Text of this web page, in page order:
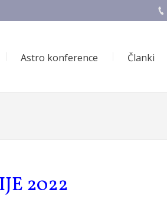
Astro konference Članki
2022